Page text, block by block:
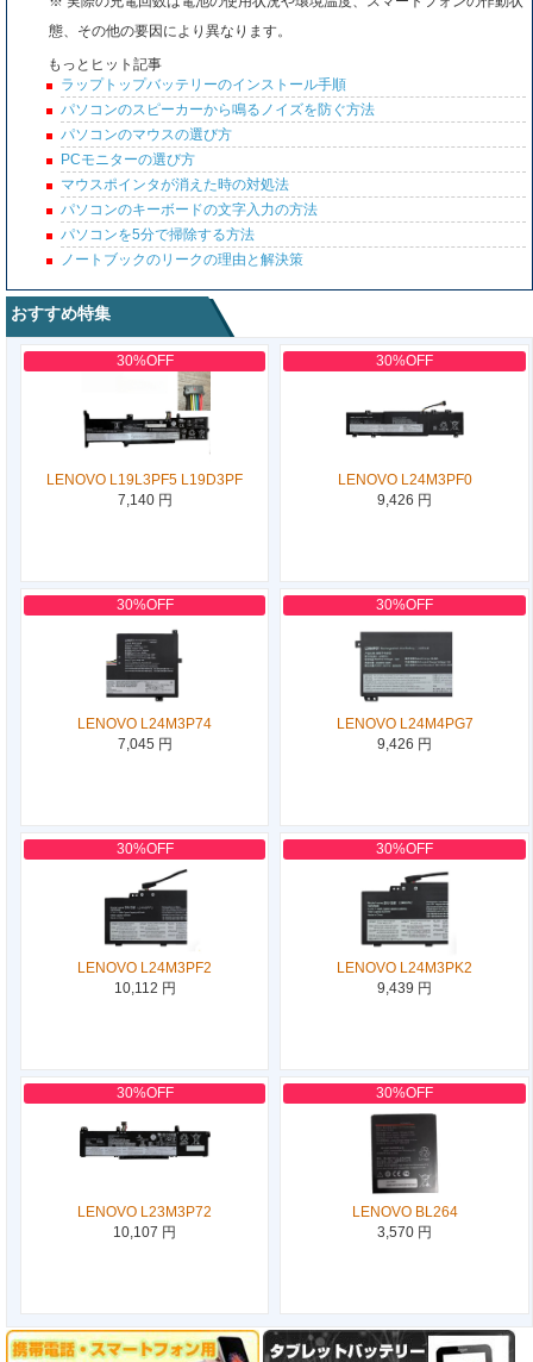
態、その他の要因により異なります。
もっとヒット記事
ラップトップバッテリーのインストール手順
パソコンのスピーカーから鳴るノイズを防ぐ方法
パソコンのマウスの選び方
PCモニターの選び方
マウスポインタが消えた時の対処法
パソコンのキーボードの文字入力の方法
パソコンを5分で掃除する方法
ノートブックのリークの理由と解決策
おすすめ特集
30%OFF
LENOVO L19L3PF5 L19D3PF
7,140 円
30%OFF
LENOVO L24M3PF0
9,426 円
30%OFF
LENOVO L24M3P74
7,045 円
30%OFF
LENOVO L24M4PG7
9,426 円
30%OFF
LENOVO L24M3PF2
10,112 円
30%OFF
LENOVO L24M3PK2
9,439 円
30%OFF
LENOVO L23M3P72
10,107 円
30%OFF
LENOVO BL264
3,570 円